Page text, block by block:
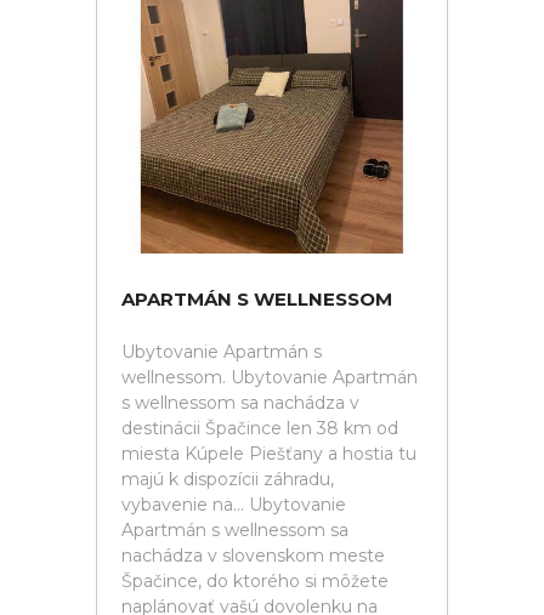
APARTMÁN S WELLNESSOM
Ubytovanie Apartmán s
wellnessom. Ubytovanie Apartmán
s wellnessom sa nachádza v
destinácii Špačince len 38 km od
miesta Kúpele Piešťany a hostia tu
majú k dispozícii záhradu,
vybavenie na... Ubytovanie
Apartmán s wellnessom sa
nachádza v slovenskom meste
Špačince, do ktorého si môžete
naplánovať vašú dovolenku na